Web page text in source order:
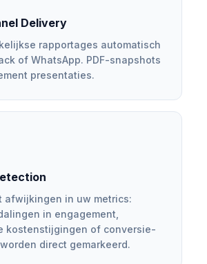
Delivery
rapportages automatisch
of WhatsApp. PDF-snapshots
presentaties.
afwijkingen in uw metrics:
in engagement,
kostenstijgingen of conversie-
direct gemarkeerd.